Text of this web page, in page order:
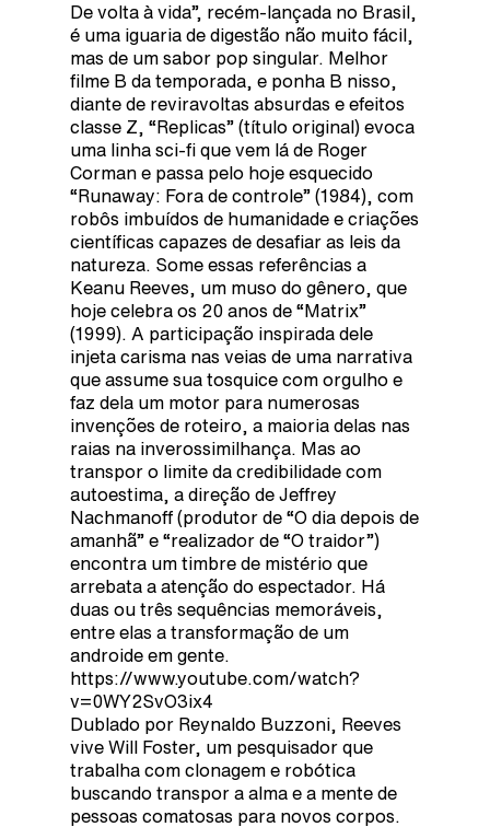
De volta à vida”, recém-lançada no Brasil,
é uma iguaria de digestão não muito fácil,
mas de um sabor pop singular. Melhor
filme B da temporada, e ponha B nisso,
diante de reviravoltas absurdas e efeitos
classe Z, “Replicas” (título original) evoca
uma linha sci-fi que vem lá de Roger
Corman e passa pelo hoje esquecido
“Runaway: Fora de controle” (1984), com
robôs imbuídos de humanidade e criações
científicas capazes de desafiar as leis da
natureza. Some essas referências a
Keanu Reeves, um muso do gênero, que
hoje celebra os 20 anos de “Matrix”
(1999). A participação inspirada dele
injeta carisma nas veias de uma narrativa
que assume sua tosquice com orgulho e
faz dela um motor para numerosas
invenções de roteiro, a maioria delas nas
raias na inverossimilhança. Mas ao
transpor o limite da credibilidade com
autoestima, a direção de Jeffrey
Nachmanoff (produtor de “O dia depois de
amanhã” e “realizador de “O traidor”)
encontra um timbre de mistério que
arrebata a atenção do espectador. Há
duas ou três sequências memoráveis,
entre elas a transformação de um
androide em gente.
https://www.youtube.com/watch?
v=0WY2SvO3ix4
Dublado por Reynaldo Buzzoni, Reeves
vive Will Foster, um pesquisador que
trabalha com clonagem e robótica
buscando transpor a alma e a mente de
pessoas comatosas para novos corpos.